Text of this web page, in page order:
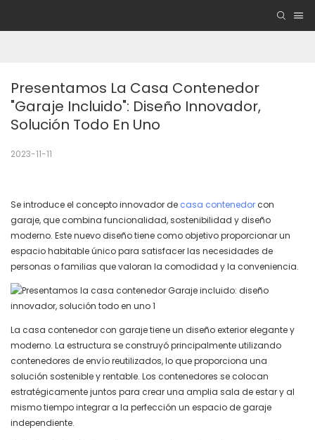
Presentamos La Casa Contenedor
"Garaje Incluido": Diseño Innovador,
Solución Todo En Uno
2023-11-11
Se introduce el concepto innovador de casa contenedorcon
garaje, que combina funcionalidad, sostenibilidad y diseño
moderno. Este nuevo diseño tiene como objetivo proporcionar un
espacio habitable único para satisfacer las necesidades de
personas o familias que valoran la comodidad y la conveniencia.
La casa contenedor con garaje tiene un diseño exterior elegante y
moderno. La estructura se construyó principalmente utilizando
contenedores de envío reutilizados, lo que proporciona una
solución sostenible y rentable. Los contenedores se colocan
estratégicamente juntos para crear una amplia sala de estar y al
mismo tiempo integrar a la perfección un espacio de garaje
independiente.